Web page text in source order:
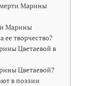
Марины
Марины
ее творчество?
Цветаевой в
Цветаевой?
в поэзии